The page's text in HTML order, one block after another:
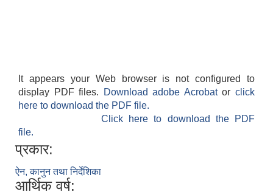
It appears your Web browser is not configured to
display PDF files.
Download adobe Acrobatorclick
here to download the PDF file.
Click here to download the PDF
file.
प्रकार:
ऐन, कानुन तथा निर्देशिका
आर्थिक वर्ष: